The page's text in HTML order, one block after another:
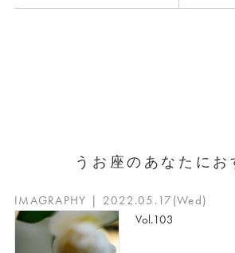
うお座のあなたにお
IMAGRAPHY | 2022.05.17(Wed)
Vol.103